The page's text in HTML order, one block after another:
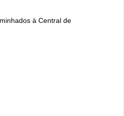
à Central de